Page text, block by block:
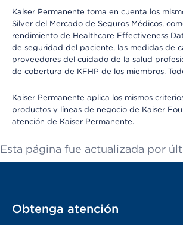
Kaiser Permanente toma en cuenta los
Silver del Mercado de Seguros Médicos,
rendimiento de Healthcare Effectiveness
de seguridad del paciente, las medidas de
proveedores del cuidado de la salud
de cobertura de KFHP de los miembros.
Kaiser Permanente aplica los mismos
productos y líneas de negocio de Kaiser
atención de Kaiser Permanente.
Esta página fue actualizada por
Obtenga atención